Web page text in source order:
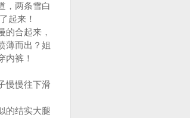
，两条雪白
起来！
合起来，
薄而出？姐
裤！
慢慢往下滑
的结实大腿